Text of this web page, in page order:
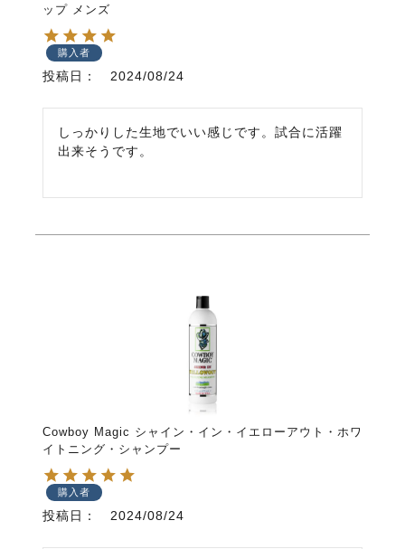
ップ メンズ
購入者
投稿日 2024/08/24
しっかりした生地でいい感じです。試合に活躍
出来そうです。
Cowboy Magic シャイン・イン・イエローアウト・ホワ
イトニング・シャンプー
購入者
投稿日 2024/08/24